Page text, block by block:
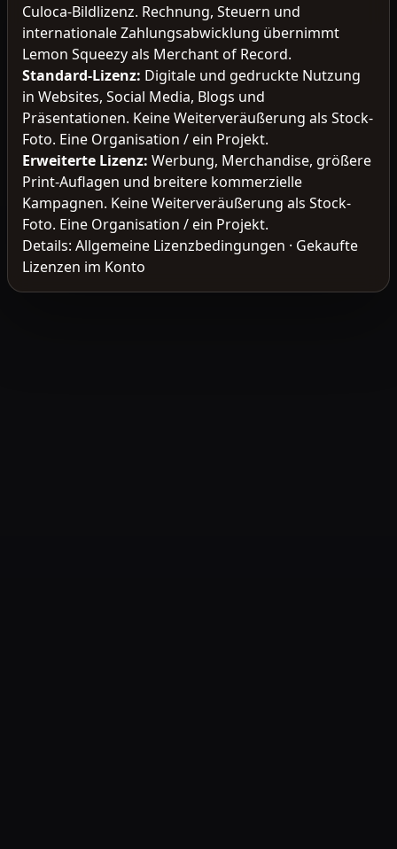
Culoca-Bildlizenz. Rechnung, Steuern und
internationale Zahlungsabwicklung übernimmt
Lemon Squeezy als Merchant of Record.
Standard-Lizenz: Digitale und gedruckte Nutzung
in Websites, Social Media, Blogs und
Präsentationen. Keine Weiterveräußerung als Stock-
Foto. Eine Organisation / ein Projekt.
Erweiterte Lizenz: Werbung, Merchandise, größere
Print-Auflagen und breitere kommerzielle
Kampagnen. Keine Weiterveräußerung als Stock-
Foto. Eine Organisation / ein Projekt.
Details: Allgemeine Lizenzbedingungen · Gekaufte
Lizenzen im Konto